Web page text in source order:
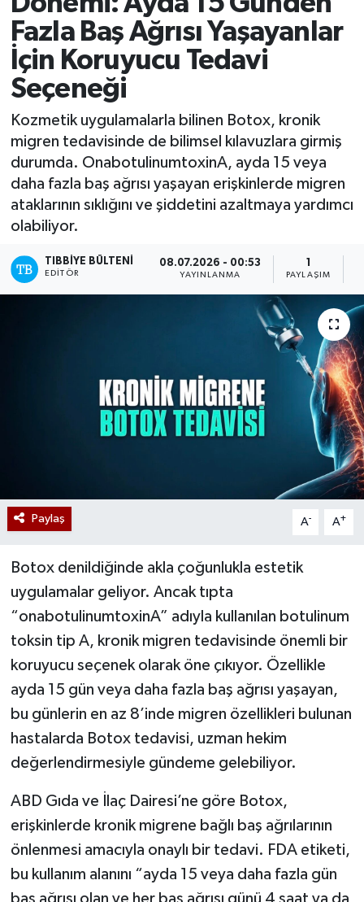
Fazla Baş Ağrısı Yaşayanlar
İçin Koruyucu Tedavi
Seçeneği
Kozmetik uygulamalarla bilinen Botox, kronik
migren tedavisinde de bilimsel kılavuzlara girmiş
durumda. OnabotulinumtoxinA, ayda 15 veya
daha fazla baş ağrısı yaşayan erişkinlerde migren
ataklarının sıklığını ve şiddetini azaltmaya yardımcı
olabiliyor.
TIBBIYE BÜLTENI
EDITÖR
08.07.2026 - 00:53
YAYINLANMA PAYLAŞIM
Paylaş A- A+
Botox denildiğinde akla çoğunlukla estetik
uygulamalar geliyor. Ancak tıpta
“onabotulinumtoxinA” adıyla kullanılan botulinum
toksin tip A, kronik migren tedavisinde önemli bir
koruyucu seçenek olarak öne çıkıyor. Özellikle
ayda 15 gün veya daha fazla baş ağrısı yaşayan,
bu günlerin en az 8’inde migren özellikleri bulunan
hastalarda Botox tedavisi, uzman hekim
değerlendirmesiyle gündeme gelebiliyor.
ABD Gıda ve İlaç Dairesi’ne göre Botox,
erişkinlerde kronik migrene bağlı baş ağrılarının
önlenmesi amacıyla onaylı bir tedavi. FDA etiketi,
bu kullanım alanını “ayda 15 veya daha fazla gün
baş ağrısı olan ve her baş ağrısı günü 4 saat ya da
Mevzuat